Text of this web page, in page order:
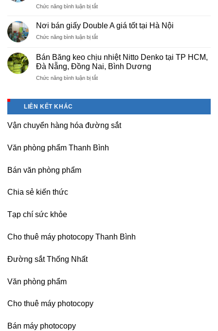
PE
nhà
khu
nghiệp
Bắc
Long,
Bài
Nội
Chức năng bình luận bị tắtở
máy
photocopy
tại
Nội
giá
uy
nghề
Nơi bán giấy Double A giá tốt tại Hà Nội
Chức năng bình luận bị tắtở
giấy
Double
A
Bán Băng keo chịu nhiệt Nitto Denko tại TP HCM,
Đà Nẵng, Đồng Nai, Bình Dương
Chức năng bình luận bị tắtở
Nitto
tại
TP
LIÊN KẾT KHÁC
Vận chuyển hàng hóa đường sắt
Văn phòng phẩm Thanh Bình
Bán văn phòng phẩm
Chia sẻ kiến thức
Tạp chí sức khỏe
Cho thuê máy photocopy Thanh Bình
Đường sắt Thống Nhất
Văn phòng phẩm
Cho thuê máy photocopy
Bán máy photocopy